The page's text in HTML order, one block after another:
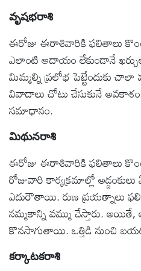
వృషభరాశి
ఈరోజు ఈరాశివారికి ఫలితాలు
ఎలాంటి ఆదాయం లేకుండానే
మిమ్మల్ని ప్రలోభ పెట్టేందుకు చాలా
వివాదాలు చోటు చేసుకునే
సమాధానం.
మిథునరాశి
ఈరోజు ఈరాశివారికి ఫలితాలు
రోజువారి కార్యక్రమాల్లో
ఎదురౌతాయి. రుణ ప్రయత్నాలు
నమ్మకాన్ని వమ్ము చేస్తారు.
కొనసాగుతాయి. ఒత్తిడి నుంచి
కర్కాటకరాశి